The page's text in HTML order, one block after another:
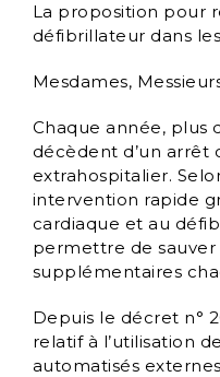
La proposition pour
défibrillateur dans
Mesdames,
Chaque année, plus
décèdent d’un arrêt
extrahospitalier.
intervention rapide
cardiaque et au
permettre de sauver
supplémentaires
Depuis le décret n°
relatif à l’utilisation
automatisés